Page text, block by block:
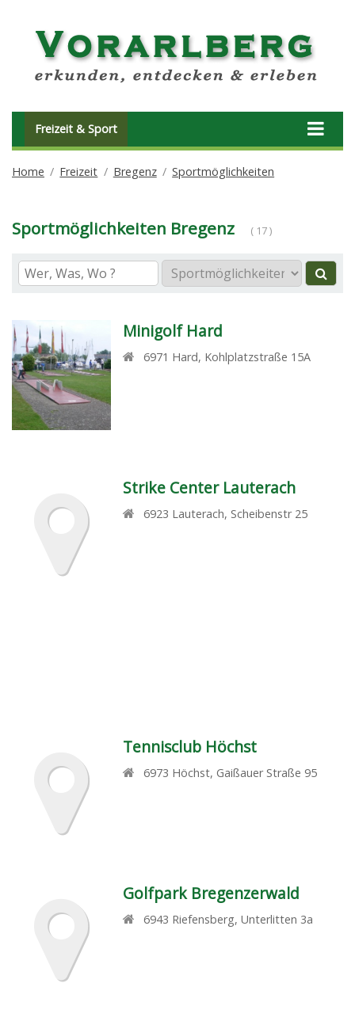
Freizeit & Sport
Home Freizeit Bregenz Sportmöglichkeiten
Sportmöglichkeiten Bregenz ( 17 )
Minigolf Hard
6971 Hard, Kohlplatzstraße 15A
Strike Center Lauterach
6923 Lauterach, Scheibenstr 25
Tennisclub Höchst
6973 Höchst, Gaißauer Straße 95
Golfpark Bregenzerwald
6943 Riefensberg,Unterlitten 3a